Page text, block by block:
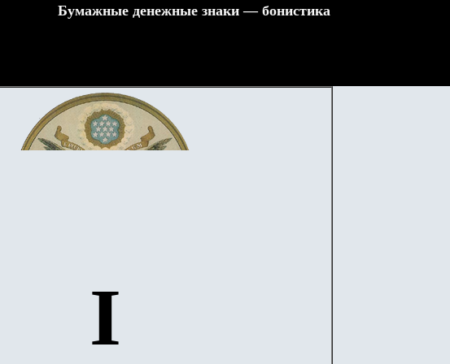
Бумажные денежные знаки — бонистика
I